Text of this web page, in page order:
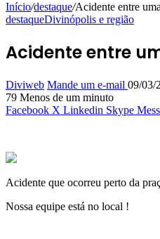
Início/destaque/Acidente entre
destaqueDivinópolis e região
Acidente entre
Diviweb Mande um e-mail 09/03/
79 Menos de um minuto
Facebook X Linkedin Skype
Acidente que ocorreu perto da
Nossa equipe está no local !